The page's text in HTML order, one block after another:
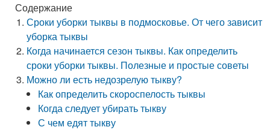
Содержание
Сроки уборки тыквы в подмосковье. От чего зависит
уборка тыквы
Когда начинается сезон тыквы. Как определить
сроки уборки тыквы. Полезные и простые советы
Можно ли есть недозрелую тыкву?
Как определить скороспелость тыквы
Когда следует убирать тыкву
С чем едят тыкву